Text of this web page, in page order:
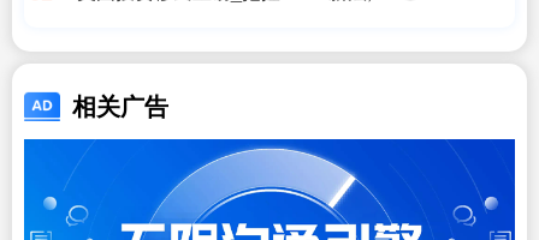
相关广告